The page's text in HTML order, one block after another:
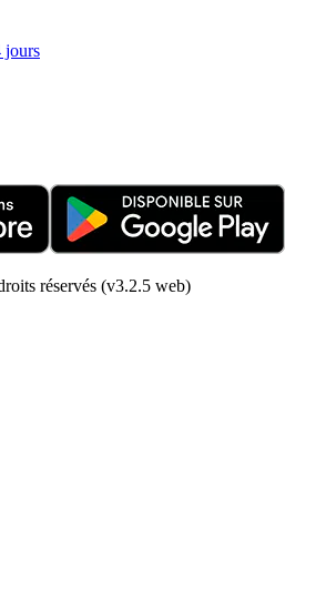
jours
réservés (v3.2.5 web)